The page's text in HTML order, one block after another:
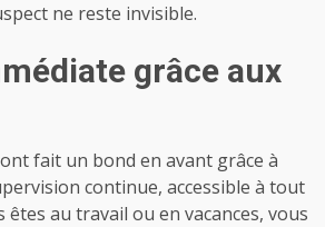
ne reste invisible.
grâce aux
fait un bond en avant grâce à
continue, accessible à tout
au travail ou en vacances, vous